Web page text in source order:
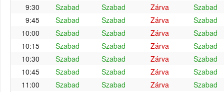
9:30
Szabad Szabad Zárva
Szabad
9:45
Szabad Szabad Zárva
Szabad
10:00
Szabad Szabad Zárva
Szabad
10:15
Szabad Szabad Zárva
Szabad
10:30
Szabad Szabad Zárva
Szabad
10:45
Szabad Szabad Zárva
Szabad
11:00
Szabad Szabad Zárva
Szabad